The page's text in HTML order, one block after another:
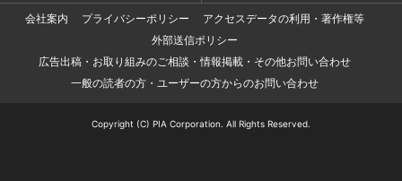
会社案内
プライバシーポリシー
アクセスデータの利用・著作権等
外部送信ポリシー
広告出稿・お取り組みのご相談・情報掲載・その他お問い合わせ
一般の読者の方・ユーザーの方からのお問い合わせ
Copyright (C) PIA Corporation. All Rights Reserved.